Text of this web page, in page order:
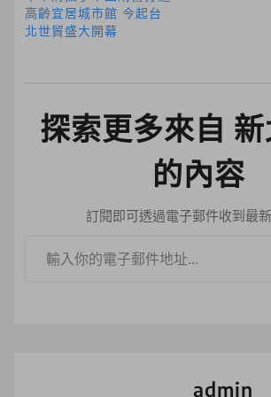
高齡宜居城市館 今起台
北世貿盛大開幕
探索更多來自
的內容
訂閱即可透過電子郵件收到最
admin